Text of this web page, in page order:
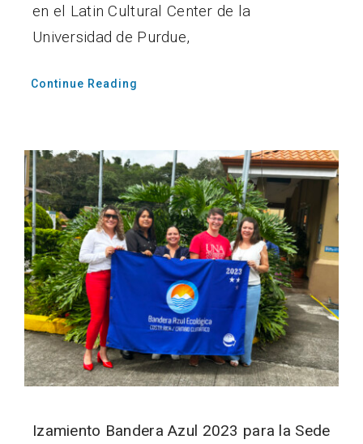
en el Latin Cultural Center de la
Universidad de Purdue,
Continue Reading
Izamiento Bandera Azul 2023 para la Sede